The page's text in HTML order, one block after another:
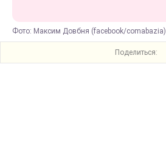
Фото: Максим Довбня (facebook/comabazia)
Поделиться: